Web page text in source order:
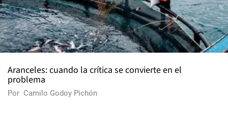
Aranceles: cuando la crítica se convierte en el
problema
Por Camilo Godoy Pichón